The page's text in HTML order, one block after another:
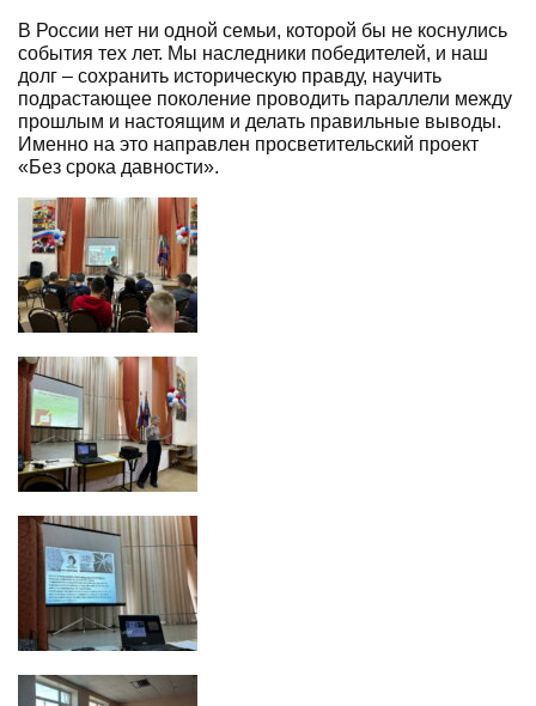
В России нет ни одной семьи, которой бы не коснулись
события тех лет. Мы наследники победителей, и наш
долг – сохранить историческую правду, научить
подрастающее поколение проводить параллели между
прошлым и настоящим и делать правильные выводы.
Именно на это направлен просветительский проект
«Без срока давности».